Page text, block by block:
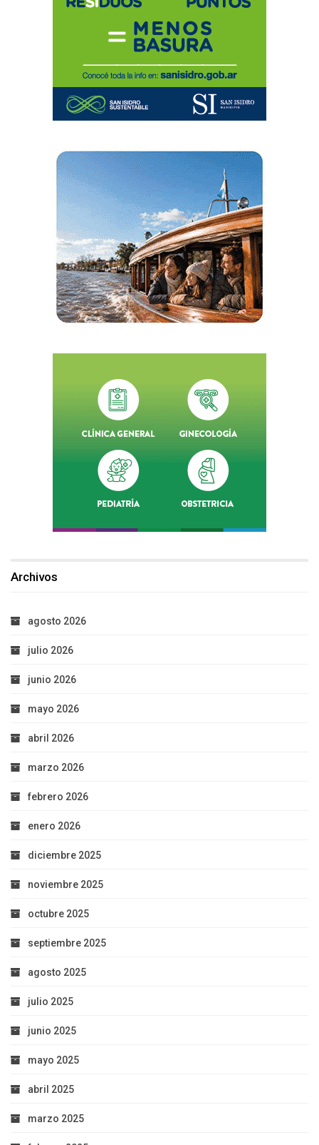
Archivos
agosto 2026
julio 2026
junio 2026
mayo 2026
abril 2026
marzo 2026
febrero 2026
enero 2026
diciembre 2025
noviembre 2025
octubre 2025
septiembre 2025
agosto 2025
julio 2025
junio 2025
mayo 2025
abril 2025
marzo 2025